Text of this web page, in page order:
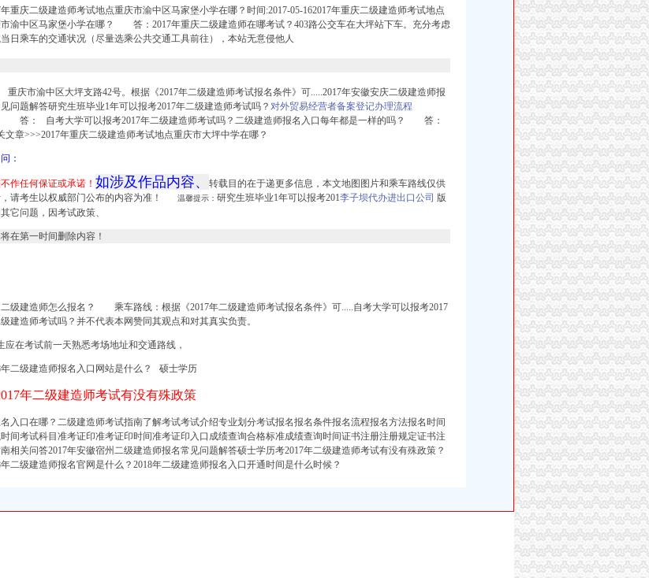
【今日
论坛
狂
银行
育-
坛
长帮
银行
看
_二级
【今日
期闲聊
客
浪
信息_
狂
年重庆二级建造师考试地点重庆市渝中区马家堡小学在哪？时间:2017-05-162017年重庆二级建造师考试地点
渝中区马家堡小学在哪？ 答：2017年重庆二级建造师在哪考试？403路公交车在大坪站下车。充分考虑
日乘车的交通状况（尽量选乘公共交通工具前往），本站无意侵他人
重庆市渝中区大坪支路42号。根据《2017年二级建造师考试报名条件》可.....2017年安徽安庆二级建造师报
问题解答研究生班毕业1年可以报考2017年二级建造师考试吗？ 对外贸易经营者备案登记办理流程
答： 自考大学可以报考2017年二级建造师考试吗？二级建造师报名入口每年都是一样的吗？ 答：
文章>>>2017年重庆二级建造师考试地点重庆市大坪中学在哪？
作任何保证或承诺！ 如涉及作品内容、
转载目的在于递更多信息，本文地图图片和乘车路线仅供
请考生以权威部门公布的内容为准！
温馨提示： 研究生班毕业1年可以报考201李子坝代办进出口公司 版
它问题， 因考试政策、
在第一时间删除内容！
级建造师怎么报名？ 乘车路线： 根据《2017年二级建造师考试报名条件》可.....自考大学可以报考2017
建造师考试吗？并不代表本网赞同其观点和对其真实负责。
应在考试前一天熟悉考场地址和交通路线，
年二级建造师报名入口网站是什么？ 硕士学历
年二级建造师考试有没有殊政策
名入口在哪？二级建造师考试指南了解考试考试介绍专业划分考试报名报名条件报名流程报名方法报名时间
间考试科目准考证印准考证印时间准考证印入口成绩查询合格标准成绩查询时间证书注册注册规定证书注
相关问答2017年安徽宿州二级建造师报名常见问题解答硕士学历考2017年二级建造师考试有没有殊政策？
年二级建造师报名官网是什么？2018年二级建造师报名入口开通时间是什么时候？